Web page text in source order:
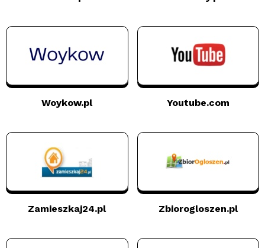
Woykow.pl Youtube.com
Zamieszkaj24.pl Zbiorogloszen.pl